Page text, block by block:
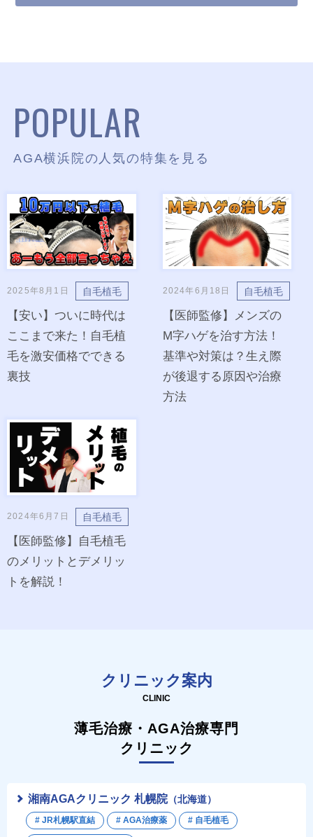
POPULAR
AGA横浜院の人気の特集を見る
2025年8月1日 自毛植毛
【安い】ついに時代は
ここまで来た！自毛植
毛を激安価格でできる
裏技
2024年6月18日 自毛植毛
【医師監修】メンズの
M字ハゲを治す方法！
基準や対策は？生え際
が後退する原因や治療
方法
2024年6月7日 自毛植毛
【医師監修】自毛植毛
のメリットとデメリッ
トを解説！
クリニック案内
CLINIC
薄毛治療・AGA治療専門
クリニック
湘南AGAクリニック 札幌院（北海道）
# JR札幌駅直結 # AGA治療薬 # 自毛植毛